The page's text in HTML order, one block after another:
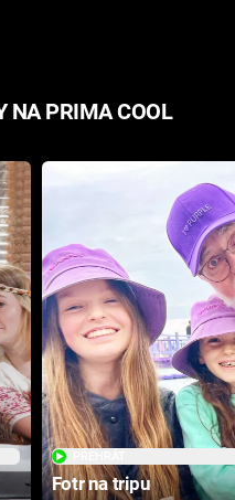
NA PRIMA COOL
Fotr na tripu